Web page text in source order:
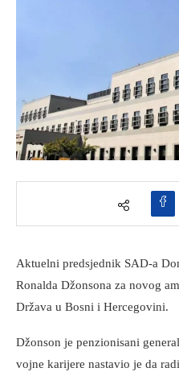
Aktuelni predsjednik SAD-a
Ronalda Džonsona za novog
Država u Bosni i Hercegovini.
Džonson je penzionisani
vojne karijere nastavio je da